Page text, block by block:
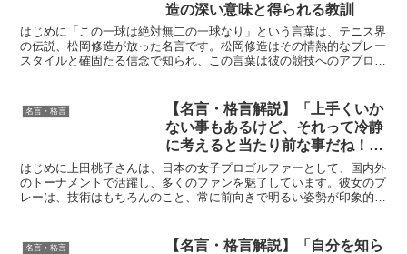
造の深い意味と得られる教訓
はじめに「この一球は絶対無二の一球なり」という言葉は、テニス界
の伝説、松岡修造が放った名言です。松岡修造はその情熱的なプレー
スタイルと確固たる信念で知られ、この言葉は彼の競技へのアプロー
名言・格言
【名言・格言解説】「上手くいか
ない事もあるけど、それって冷静
に考えると当たり前な事だね！だ
って、天才じゃないもん。」by
上田桃子の深い意味と得られる教
訓
はじめに上田桃子さんは、日本の女子プロゴルファーとして、国内外
のトーナメントで活躍し、多くのファンを魅了しています。彼女のプ
レーは、技術はもちろんのこと、常に前向きで明るい姿勢が印象的で
名言・格言
【名言・格言解説】「自分を知ら